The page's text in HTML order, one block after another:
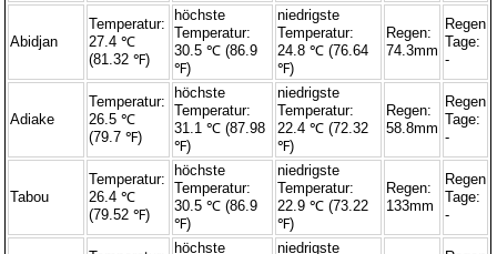
Abidjan
Temperatur:
27.4 ℃
(81.32 ℉)
höchste
Temperatur:
30.5 ℃ (86.9
℉)
niedrigste
Temperatur:
24.8 ℃ (76.64
℉)
Regen:
74.3mm
Regen
Tage:
-
Adiake
Temperatur:
26.5 ℃
(79.7 ℉)
höchste
Temperatur:
31.1 ℃ (87.98
℉)
niedrigste
Temperatur:
22.4 ℃ (72.32
℉)
Regen:
58.8mm
Regen
Tage:
-
Tabou
Temperatur:
26.4 ℃
(79.52 ℉)
höchste
Temperatur:
30.5 ℃ (86.9
℉)
niedrigste
Temperatur:
22.9 ℃ (73.22
℉)
Regen:
133mm
Regen
Tage:
-
höchste
niedrigste